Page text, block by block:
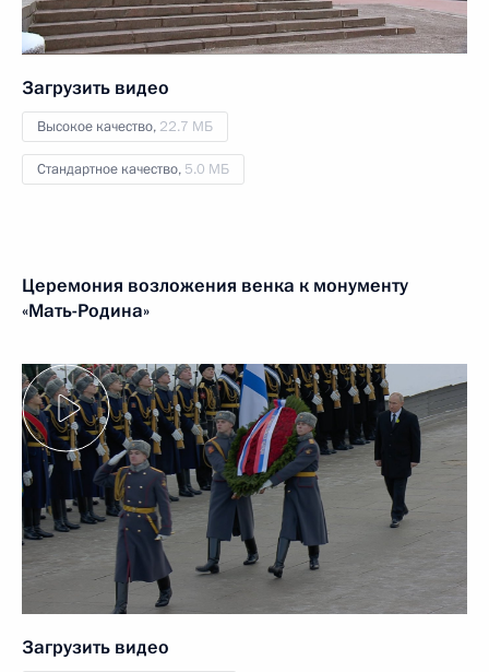
Загрузить видео
Высокое качество, 22.7 МБ
Стандартное качество, 5.0 МБ
Церемония возложения венка к монументу
«Мать-Родина»
Загрузить видео